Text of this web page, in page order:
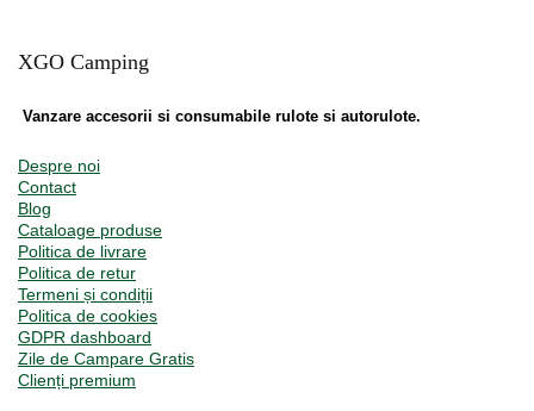
XGO Camping
Vanzare accesorii si consumabile rulote si autorulote.
Despre noi
Contact
Blog
Cataloage produse
Politica de livrare
Politica de retur
Termeni și condiții
Politica de cookies
GDPR dashboard
Zile de Campare Gratis
Clienți premium